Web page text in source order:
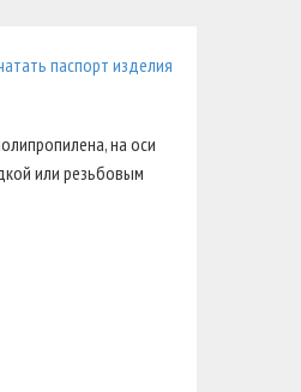
паспорт изделия
на оси
или резьбовым